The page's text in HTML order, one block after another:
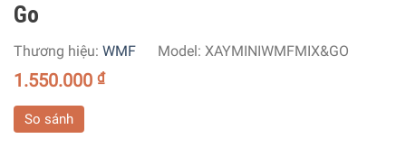
Go
Thương hiệu: WMF Model: XAYMINIWMFMIX&GO
1.550.000 ₫
So sánh